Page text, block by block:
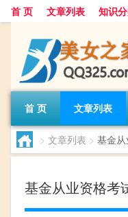
首 页 文章列表 知识
首 页 文章列表
> 文章列表 > 基金
基金从业资格考